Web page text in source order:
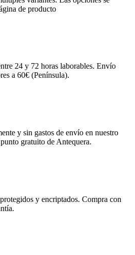
de producto
24 y 72 horas laborables. Envío
a 60€ (Península).
y sin gastos de envío en nuestro
gratuito de Antequera.
y encriptados. Compra con